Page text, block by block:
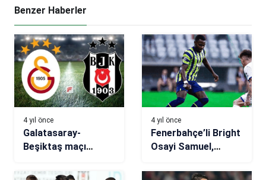
Benzer Haberler
4 yıl önce
Galatasaray-
Beşiktaş maçı
canlı takip
4 yıl önce
Fenerbahçe’li Bright
Osayi Samuel,
Takımı’nı seçti